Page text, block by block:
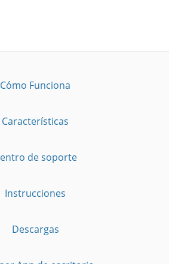
Cómo Funciona
Características
de soporte
Instrucciones
Descargas